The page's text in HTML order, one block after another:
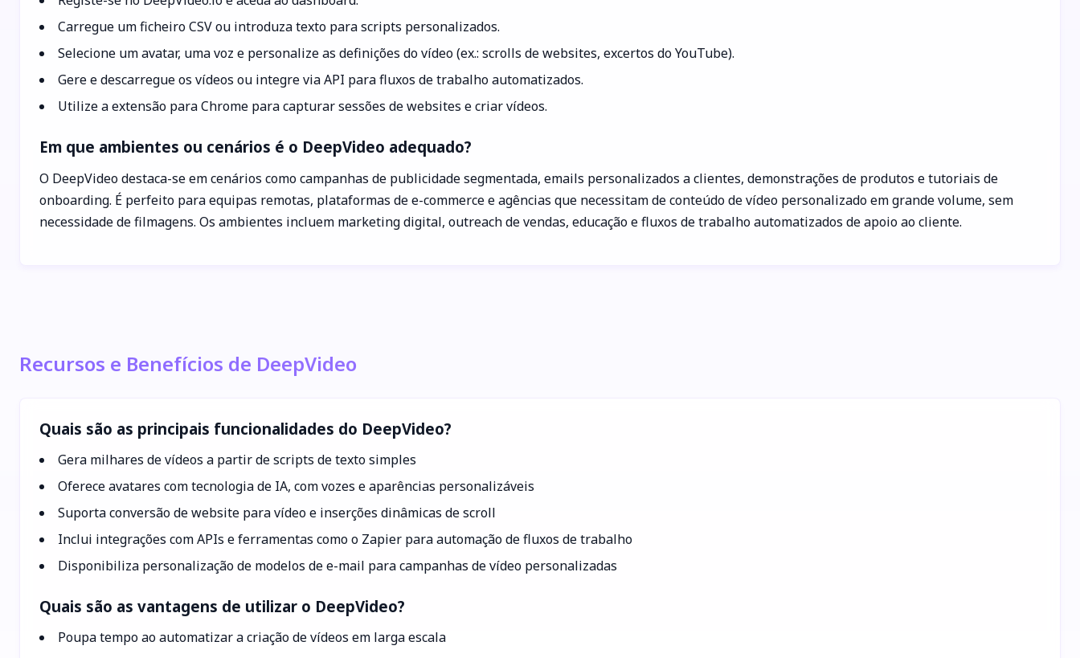
Carregue um ficheiro CSV ou introduza texto para scripts personalizados.
Selecione um avatar, uma voz e personalize as definições do vídeo (ex.: scrolls de websites, excertos do YouTube).
Gere e descarregue os vídeos ou integre via API para fluxos de trabalho automatizados.
Utilize a extensão para Chrome para capturar sessões de websites e criar vídeos.
Em que ambientes ou cenários é o DeepVideo adequado?
O DeepVideo destaca-se em cenários como campanhas de publicidade segmentada, emails personalizados a clientes, demonstrações de produtos e tutoriais de
onboarding. É perfeito para equipas remotas, plataformas de e-commerce e agências que necessitam de conteúdo de vídeo personalizado em grande volume, sem
necessidade de filmagens. Os ambientes incluem marketing digital, outreach de vendas, educação e fluxos de trabalho automatizados de apoio ao cliente.
Recursos e Benefícios de DeepVideo
Quais são as principais funcionalidades do DeepVideo?
Gera milhares de vídeos a partir de scripts de texto simples
Oferece avatares com tecnologia de IA, com vozes e aparências personalizáveis
Suporta conversão de website para vídeo e inserções dinâmicas de scroll
Inclui integrações com APIs e ferramentas como o Zapier para automação de fluxos de trabalho
Disponibiliza personalização de modelos de e-mail para campanhas de vídeo personalizadas
Quais são as vantagens de utilizar o DeepVideo?
Poupa tempo ao automatizar a criação de vídeos em larga escala